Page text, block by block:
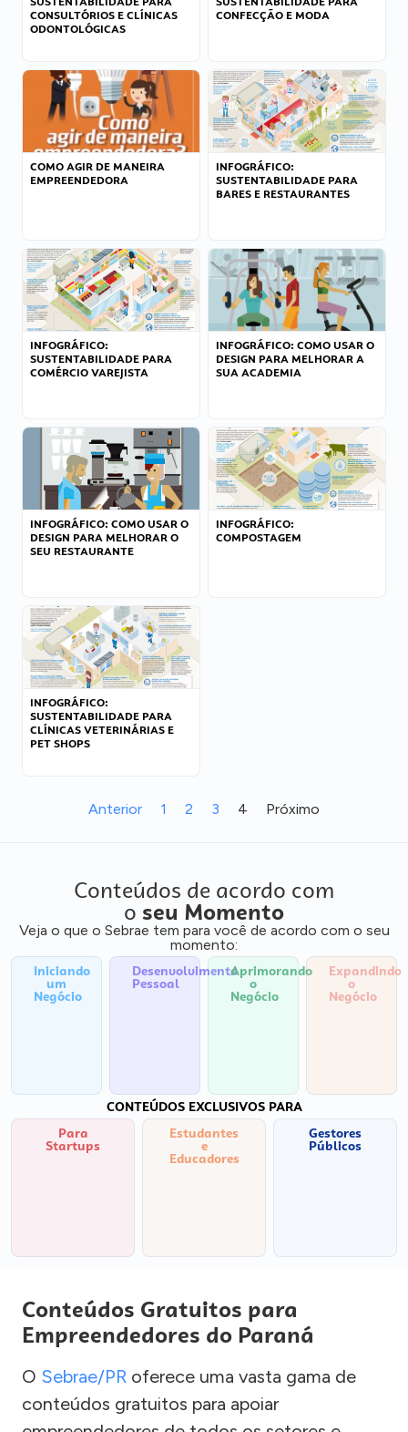
CONSULTÓRIOS E CLÍNICAS
ODONTOLÓGICAS
CONFECÇÃO E MODA
COMO AGIR DE MANEIRA
EMPREENDEDORA
INFOGRÁFICO:
SUSTENTABILIDADE PARA
BARES E RESTAURANTES
INFOGRÁFICO:
SUSTENTABILIDADE PARA
COMÉRCIO VAREJISTA
INFOGRÁFICO: COMO USAR O
DESIGN PARA MELHORAR A
SUA ACADEMIA
INFOGRÁFICO: COMO USAR O
DESIGN PARA MELHORAR O
SEU RESTAURANTE
INFOGRÁFICO:
COMPOSTAGEM
INFOGRÁFICO:
SUSTENTABILIDADE PARA
CLÍNICAS VETERINÁRIAS E
PET SHOPS
Anterior 1 2 3 4 Próximo
Conteúdos de acordo com
o seu Momento
Veja o que o Sebrae tem para você de acordo com o seu
momento:
Iniciando
um
Negócio
Desenvolvimento
Pessoal
Aprimorando
o
Negócio
Expandindo
o
Negócio
CONTEÚDOS EXCLUSIVOS PARA
Para
Startups
Estudantes
e
Educadores
Gestores
Públicos
Conteúdos Gratuitos para
Empreendedores do Paraná
O Sebrae/PR oferece uma vasta gama de
conteúdos gratuitos para apoiar